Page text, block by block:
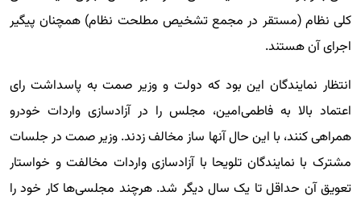
کلی نظام (مستقر در مجمع تشخیص مطلحت نظام) همچنان پیگیر
اجرای آن هستند.
انتظار نمایندگان این بود که دولت و وزیر صمت به پاسداشت رای
اعتماد بالا به فاطمی‌امین، مجلس را در آزادسازی واردات خودرو
همراهی کنند، با این حال آنها‌ ساز مخالف زدند. وزیر صمت در جلسات
مشترک با نمایندگان تلویحا با آزادسازی واردات مخالفت و خواستار
تعویق آن حداقل تا یک سال دیگر شد. هرچند مجلسی‌ها کار خود را